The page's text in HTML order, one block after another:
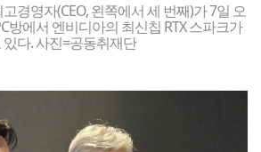
경영자(CEO, 왼쪽에서 세 번째)가 7일 오
방에서 엔비디아의 최신칩 RTX 스파크가
다. 사진=공동취재단